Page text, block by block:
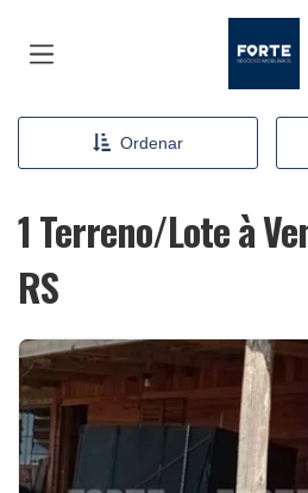
Ordenar
1 Terreno/Lote à
RS